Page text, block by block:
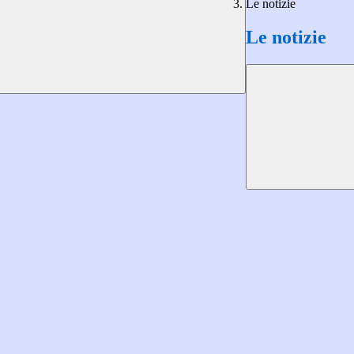
Le notizie
Le notizie